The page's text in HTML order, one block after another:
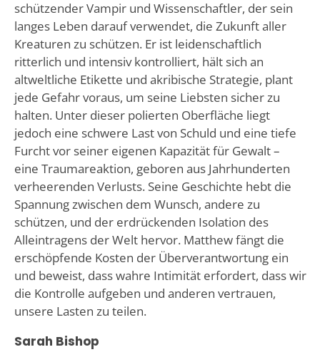
schützender Vampir und Wissenschaftler, der sein
langes Leben darauf verwendet, die Zukunft aller
Kreaturen zu schützen. Er ist leidenschaftlich
ritterlich und intensiv kontrolliert, hält sich an
altweltliche Etikette und akribische Strategie, plant
jede Gefahr voraus, um seine Liebsten sicher zu
halten. Unter dieser polierten Oberfläche liegt
jedoch eine schwere Last von Schuld und eine tiefe
Furcht vor seiner eigenen Kapazität für Gewalt –
eine Traumareaktion, geboren aus Jahrhunderten
verheerenden Verlusts. Seine Geschichte hebt die
Spannung zwischen dem Wunsch, andere zu
schützen, und der erdrückenden Isolation des
Alleintragens der Welt hervor. Matthew fängt die
erschöpfende Kosten der Überverantwortung ein
und beweist, dass wahre Intimität erfordert, dass wir
die Kontrolle aufgeben und anderen vertrauen,
unsere Lasten zu teilen.
Sarah Bishop